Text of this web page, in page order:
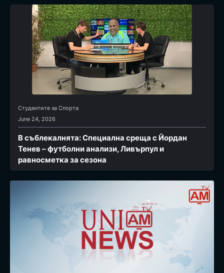
Студентите за Спортa
June 24, 2026
В съблекалнята: Специална среща с Йордан
Тенев – футболни анализи, Ливърпул и
равносметка за сезона